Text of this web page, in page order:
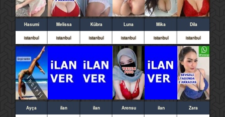
Hasumi
istanbul
Melissa
istanbul
Kübra
istanbul
Luna
istanbul
Mika
istanbul
Dila
istanbul
Ayça ilan ilan Arensu ilan Zara